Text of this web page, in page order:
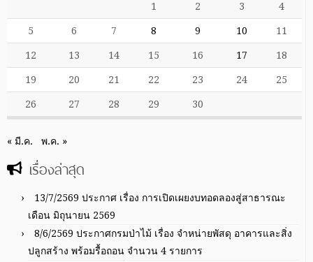
1 2 3 4
5 6 7 8 9 10 11
12 13 14 15 16 17 18
19 20 21 22 23 24 25
26 27 28 29 30
« มี.ค. พ.ค. »
เรื่องล่าสุด
13/7/2569 ประกาศ เรื่อง การเปิดเผยงบทอดลองสู่สาธารณะ
เดือน มิถุนายน 2569
8/6/2569 ประกาศกรมป่าไม้ เรื่อง จำหน่ายพัสดุ อาคารและสิ่ง
ปลูกสร้าง พร้อมรื้อถอน จำนวน 4 รายการ